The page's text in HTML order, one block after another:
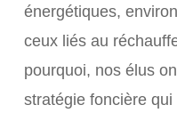
énergétiques,
ceux liés au
pourquoi, nos élus
stratégie foncière